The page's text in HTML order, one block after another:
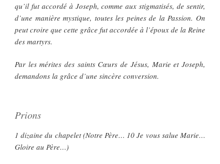
qu’il fut accordé à Joseph, comme aux stigmatisés, de sentir,
d’une manière mystique, toutes les peines de la Passion. On
peut croire que cette grâce fut accordée à l’époux de la Reine
des martyrs.
Par les mérites des saints Cœurs de Jésus, Marie et Joseph,
demandons la grâce d’une sincère conversion.
Prions
1 dizaine du chapelet (Notre Père… 10 Je vous salue Marie…
Gloire au Père…)